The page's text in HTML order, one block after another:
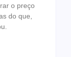
o preço
do que,